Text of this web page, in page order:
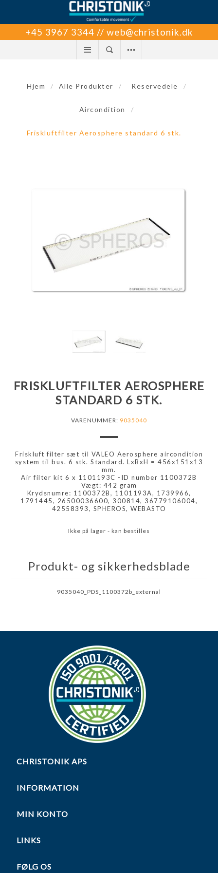
+45 3967 3344 // web@christonik.dk
Hjem / Alle Produkter / Reservedele /
Aircondition /
Friskluftfilter Aerosphere standard 6 stk.
FRISKLUFTFILTER AEROSPHERE
STANDARD 6 STK.
VARENUMMER: 9035040
Friskluft filter sæt til VALEO Aerosphere aircondition
system til bus. 6 stk. Standard. LxBxH = 456x151x13
mm.
Air filter kit 6 x 1101193C -ID number 1100372B
Vægt: 442 gram
Krydsnumre: 1100372B, 1101193A, 1739966,
1791445, 26500036600, 300814, 36779106004,
42558393, SPHEROS, WEBASTO
Ikke på lager - kan bestilles
Produkt- og sikkerhedsblade
9035040_PDS_1100372b_external
CHRISTONIK APS
INFORMATION
MIN KONTO
LINKS
FØLG OS